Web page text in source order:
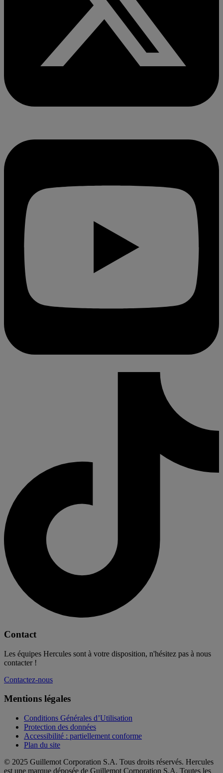
Contact
Les équipes Hercules sont à votre disposition, n'hésitez pas à nous
contacter !
Contactez-nous
Mentions légales
Conditions Générales d’Utilisation
Protection des données
Accessibilité : partiellement conforme
Plan du site
© 2025 Guillemot Corporation S.A. Tous droits réservés. Hercules
est une marque déposée de Guillemot Corporation S.A. Toutes les